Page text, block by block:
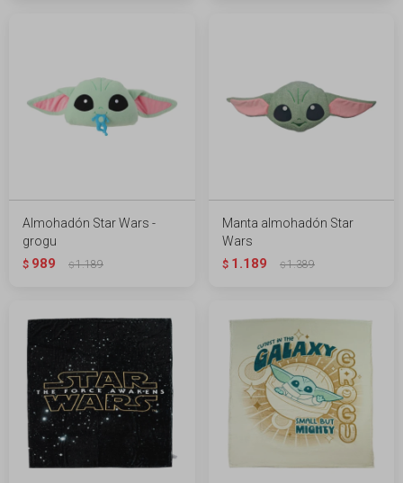
Almohadón Star Wars -
grogu
$ 989 $1.189
Manta almohadón Star
Wars
$ 1.189 $1.389